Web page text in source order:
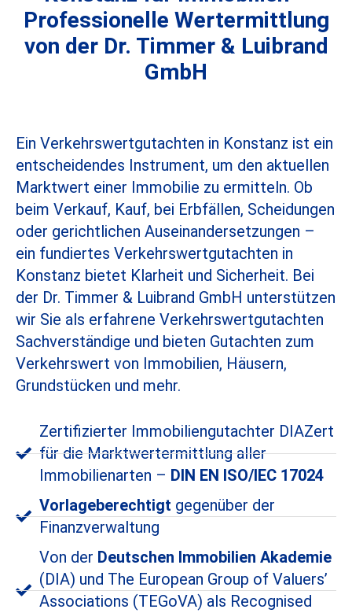
Professionelle Wertermittlung
von der Dr. Timmer & Luibrand
GmbH
Ein Verkehrswertgutachten in Konstanz ist ein
entscheidendes Instrument, um den aktuellen
Marktwert einer Immobilie zu ermitteln. Ob
beim Verkauf, Kauf, bei Erbfällen, Scheidungen
oder gerichtlichen Auseinandersetzungen –
ein fundiertes Verkehrswertgutachten in
Konstanz bietet Klarheit und Sicherheit. Bei
der Dr. Timmer & Luibrand GmbH unterstützen
wir Sie als erfahrene Verkehrswertgutachten
Sachverständige und bieten Gutachten zum
Verkehrswert von Immobilien, Häusern,
Grundstücken und mehr.
Zertifizierter Immobiliengutachter DIAZert
für die Marktwertermittlung aller
Immobilienarten – DIN EN ISO/IEC 17024
Vorlageberechtigt gegenüber der
Finanzverwaltung
Von der Deutschen Immobilien Akademie
(DIA) und The European Group of Valuers’
Associations (TEGoVA) als Recognised